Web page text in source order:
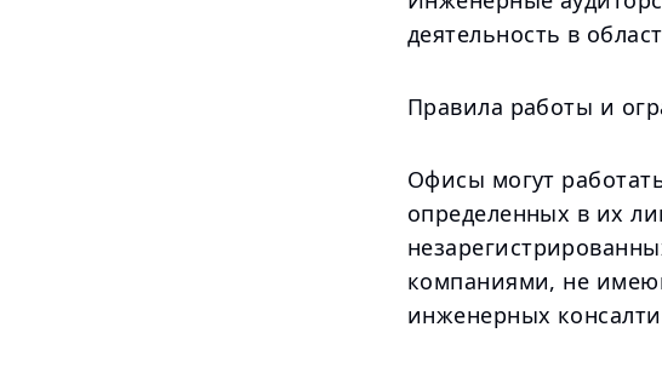
деятельность в
Правила работы и
Офисы могут
определенных в их
компаниями, не
инженерных